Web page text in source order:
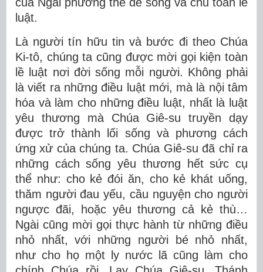
luật.
Là người tín hữu tin và bước đi theo Chúa
Ki-tô, chúng ta cũng được mời gọi kiện toàn
lề luật nơi đời sống mỗi người. Không phải
là viết ra những điều luật mới, mà là nội tâm
hóa và làm cho những điều luật, nhất là luật
yêu thương mà Chúa Giê-su truyền dạy
được trở thành lối sống và phương cách
ứng xử của chúng ta. Chúa Giê-su đã chỉ ra
những cách sống yêu thương hết sức cụ
thể như: cho kẻ đói ăn, cho kẻ khát uống,
thăm người đau yếu, cầu nguyện cho người
ngược đãi, hoặc yêu thương cả kẻ thù…
Ngài cũng mời gọi thực hành từ những điều
nhỏ nhất, với những người bé nhỏ nhất,
như cho họ một ly nước lã cũng làm cho